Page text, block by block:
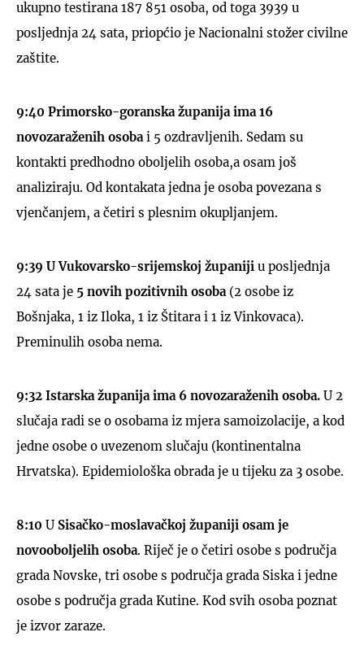
ukupno testirana 187 851 osoba, od toga 3939 u
posljednja 24 sata, priopćio je Nacionalni stožer civilne
zaštite.
9:40 Primorsko-goranska županija ima 16
novozaraženih osoba i 5 ozdravljenih. Sedam su
kontakti predhodno oboljelih osoba,a osam još
analiziraju. Od kontakata jedna je osoba povezana s
vjenčanjem, a četiri s plesnim okupljanjem.
9:39 U Vukovarsko-srijemskoj županiji u posljednja
24 sata je 5 novih pozitivnih osoba (2 osobe iz
Bošnjaka, 1 iz Iloka, 1 iz Štitara i 1 iz Vinkovaca).
Preminulih osoba nema.
9:32 Istarska županija ima 6 novozaraženih osoba. U 2
slučaja radi se o osobama iz mjera samoizolacije, a kod
jedne osobe o uvezenom slučaju (kontinentalna
Hrvatska). Epidemiološka obrada je u tijeku za 3 osobe.
8:10 U Sisačko-moslavačkoj županiji osam je
novooboljelih osoba. Riječ je o četiri osobe s područja
grada Novske, tri osobe s područja grada Siska i jedne
osobe s područja grada Kutine. Kod svih osoba poznat
je izvor zaraze.
UKLJUČITE NOTIFIKACIJE